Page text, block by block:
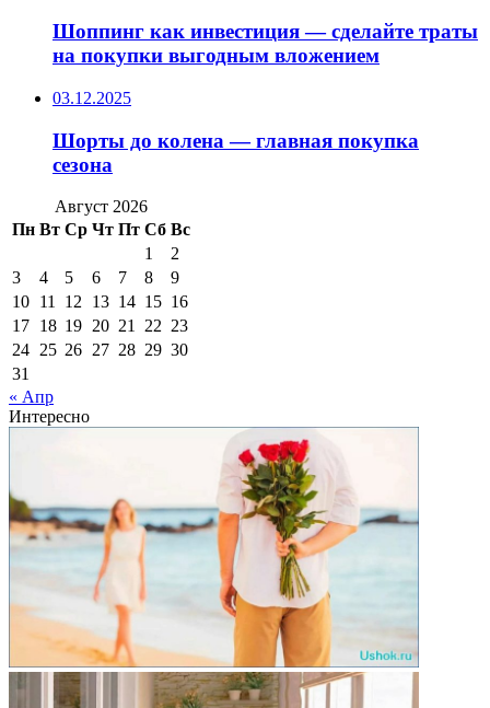
Шоппинг как инвестиция — сделайте траты
на покупки выгодным вложением
03.12.2025
Шорты до колена — главная покупка
сезона
Август 2026
Пн Вт Ср Чт Пт Сб Вс
1
2
3
4 5 6 7 8
9
10 11 12 13 14 15 16
17 18 19 20 21 22 23
24 25 26 27 28 29 30
31
« Апр
Интересно